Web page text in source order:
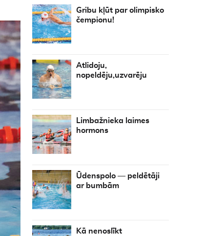
Gribu kļūt par olimpisko
čempionu!
Atlidoju,
nopeldēju,uzvarēju
Limbažnieka laimes
hormons
Ūdenspolo — peldētāji
ar bumbām
Kā nenoslīkt